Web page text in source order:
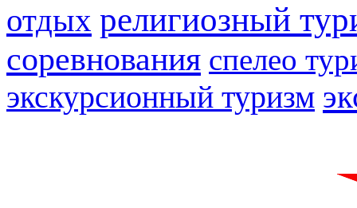
отдых религиозный
соревнования спелео
экскурсионный туризм